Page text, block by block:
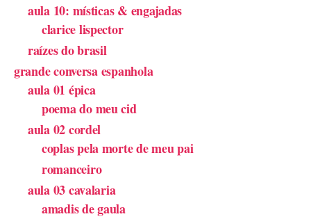
aula 10: místicas & engajadas
clarice lispector
raízes do brasil
grande conversa espanhola
aula 01 épica
poema do meu cid
aula 02 cordel
coplas pela morte de meu pai
romanceiro
aula 03 cavalaria
amadis de gaula